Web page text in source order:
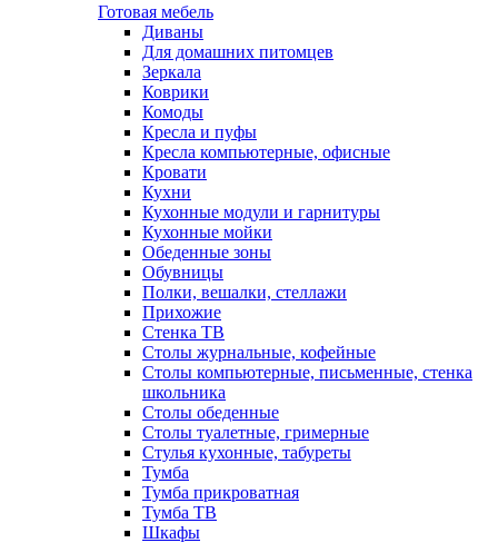
Готовая мебель
Диваны
Для домашних питомцев
Зеркала
Коврики
Комоды
Кресла и пуфы
Кресла компьютерные, офисные
Кровати
Кухни
Кухонные модули и гарнитуры
Кухонные мойки
Обеденные зоны
Обувницы
Полки, вешалки, стеллажи
Прихожие
Стенка ТВ
Столы журнальные, кофейные
Столы компьютерные, письменные, стенка
школьника
Столы обеденные
Столы туалетные, гримерные
Стулья кухонные, табуреты
Тумба
Тумба прикроватная
Тумба ТВ
Шкафы